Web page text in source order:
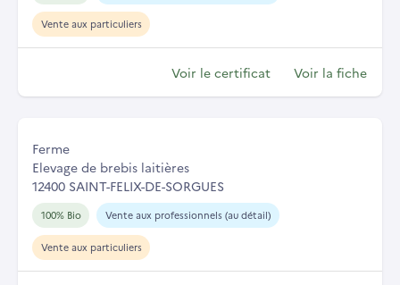
Vente aux particuliers
Voir le certificat Voir la fiche
Ferme
Elevage de brebis laitières
12400 SAINT-FELIX-DE-SORGUES
100% Bio Vente aux professionnels (au détail)
Vente aux particuliers